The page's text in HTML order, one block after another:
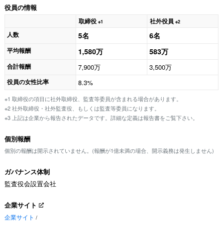
役員の情報
取締役 ※1 社外役員 ※2
人数 5名 6名
平均報酬 1,580万 583万
合計報酬 7,900万 3,500万
役員の女性比率 8.3%
※1 取締役の項目に社外取締役、監査等委員が含まれる場合があります。
※2 社外取締役・社外監査役、もしくは監査等委員になります。
※3 上記は企業から報告されたデータです。詳細な定義は報告書をご覧下さい。
個別報酬
個別の報酬は開示されていません。(報酬が1億未満の場合、開示義務は発生しません)
ガバナンス体制
監査役会設置会社
企業サイト
企業サイト /